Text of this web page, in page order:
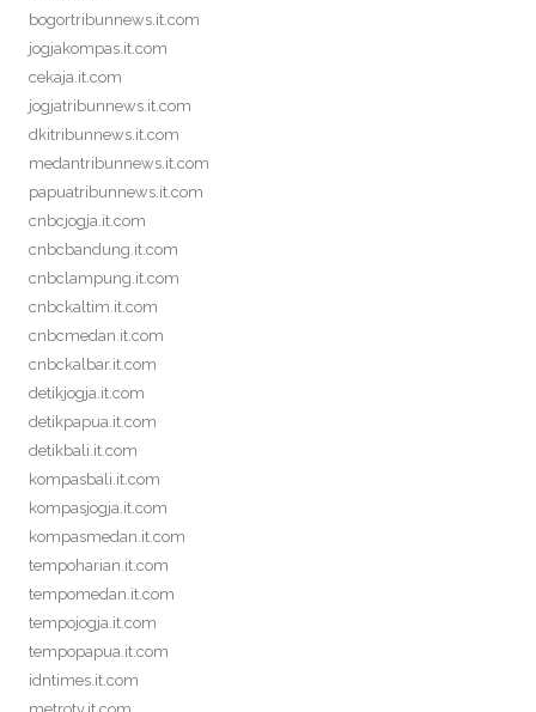
bogortribunnews.it.com
jogjakompas.it.com
cekaja.it.com
jogjatribunnews.it.com
dkitribunnews.it.com
medantribunnews.it.com
papuatribunnews.it.com
cnbcjogja.it.com
cnbcbandung.it.com
cnbclampung.it.com
cnbckaltim.it.com
cnbcmedan.it.com
cnbckalbar.it.com
detikjogja.it.com
detikpapua.it.com
detikbali.it.com
kompasbali.it.com
kompasjogja.it.com
kompasmedan.it.com
tempoharian.it.com
tempomedan.it.com
tempojogja.it.com
tempopapua.it.com
idntimes.it.com